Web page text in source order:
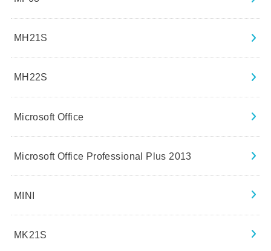
MH21S
MH22S
Microsoft Office
Microsoft Office Professional Plus 2013
MINI
MK21S